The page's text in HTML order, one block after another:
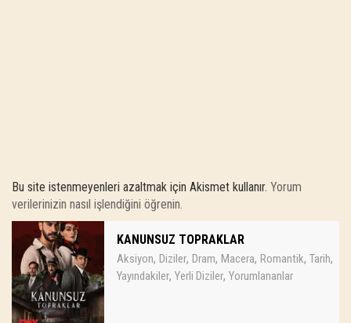
Bu site istenmeyenleri azaltmak için Akismet kullanır. Yorum
verilerinizin nasıl işlendiğini öğrenin.
KANUNSUZ TOPRAKLAR
Aksiyon, Diziler, Dram, Macera, Romantik, Tarih,
Yayındakiler, Yerli Diziler, Yorumlananlar